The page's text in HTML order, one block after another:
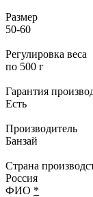
Размер
50-60
Регулировка веса
по 500 г
Гарантия
Есть
Производитель
Банзай
Страна
Россия
ФИО *